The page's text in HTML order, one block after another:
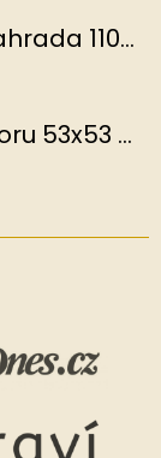
Hedvábný šátek Japonská zahrada 110x110 cm v dárkovém balení, HEDVÁBNÝ SVĚT
Hedvábný šátek Květy hrachoru 53x53 cm v dárkovém balení, HEDVÁBNÝ SVĚT